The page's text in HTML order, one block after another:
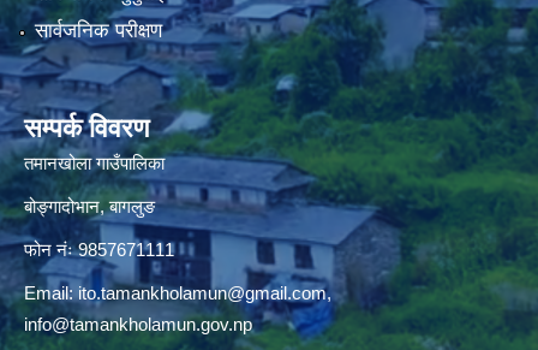
सार्वजनिक परीक्षण
सम्पर्क विवरण
तमानखोला गाउँपालिका
बोङ्गादोभान, बागलुङ
फोन नंः 9857671111
Email: ito.tamankholamun@gmail.com,
info@tamankholamun.gov.np